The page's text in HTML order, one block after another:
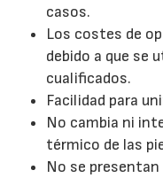
casos.
Los costes de
debido a que se
cualificados.
Facilidad para
No cambia ni
térmico de las
No se